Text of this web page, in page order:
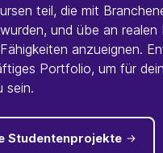
teil, die mit
und übe an realen
anzueignen.
Portfolio, um für
sein.
Studentenprojekte